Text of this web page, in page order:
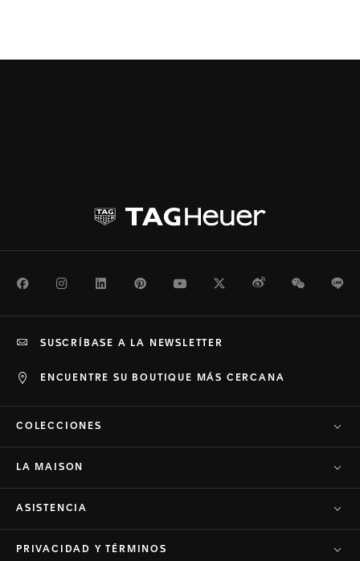
FacebookInstagramLinkedInPinterestYoutubeTwitterWeiboWeChat
ENCUENTRE SU BOUTIQUE MÁS CERCANA
SUSCRÍBASE A LA NEWSLETTER
COLECCIONES
LA MAISON
ASISTENCIA
PRIVACIDAD Y TÉRMINOS